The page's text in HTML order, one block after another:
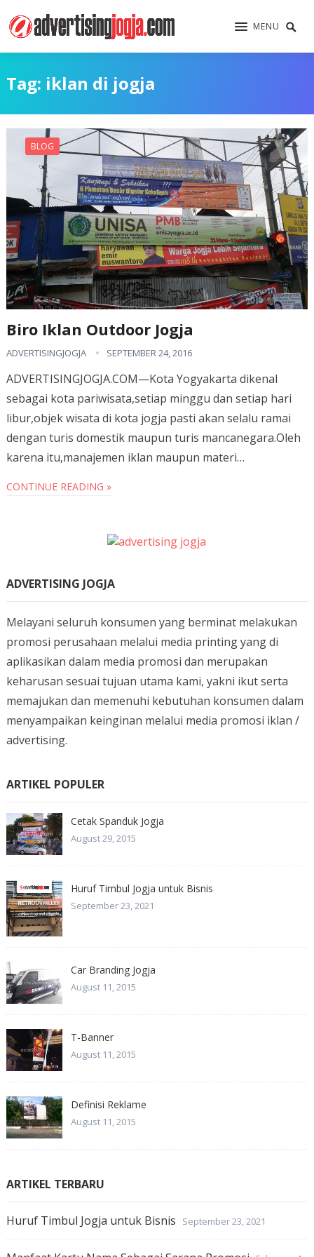
MENU
Tag: iklan di jogja
BLOG
Biro Iklan Outdoor Jogja
ADVERTISINGJOGJA SEPTEMBER 24, 2016
ADVERTISINGJOGJA.COM—Kota Yogyakarta dikenal
sebagai kota pariwisata,setiap minggu dan setiap hari
libur,objek wisata di kota jogja pasti akan selalu ramai
dengan turis domestik maupun turis mancanegara.Oleh
karena itu,manajemen iklan maupun materi…
CONTINUE READING »
ADVERTISING JOGJA
Melayani seluruh konsumen yang berminat melakukan
promosi perusahaan melalui media printing yang di
aplikasikan dalam media promosi dan merupakan
keharusan sesuai tujuan utama kami, yakni ikut serta
memajukan dan memenuhi kebutuhan konsumen dalam
menyampaikan keinginan melalui media promosi iklan /
advertising.
ARTIKEL POPULER
Cetak Spanduk Jogja
August 29, 2015
Huruf Timbul Jogja untuk Bisnis
September 23, 2021
Car Branding Jogja
August 11, 2015
T-Banner
August 11, 2015
Definisi Reklame
August 11, 2015
ARTIKEL TERBARU
Huruf Timbul Jogja untuk Bisnis September 23, 2021